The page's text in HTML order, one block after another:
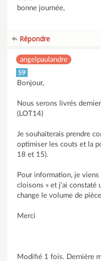
bonne journée,
Répondre
angelpaulandre
59
Bonjour,
Nous serons livrés
(LOT14)
Je souhaiterais prendre
optimiser les couts et la
18 et 15).
Pour information, je
cloisons » et j’ai constaté
change le volume de
Merci
Modifié 1 fois. Dernière